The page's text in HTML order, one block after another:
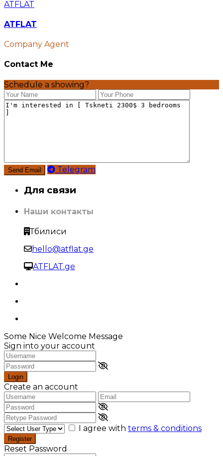
ATFLAT
ATFLAT
Company Agent
Contact Me
Schedule a showing?
Telegram
Для связи
Наши контакты
Тбилиси
hello@atflat.ge
ATFLAT.ge
Some Nice Welcome Message
Sign into your account
Login
Create an account
I agree with terms & conditions
Register
Reset Password